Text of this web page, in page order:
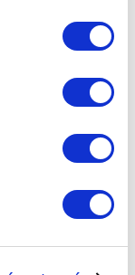
ochrání
Přes
kilometrů